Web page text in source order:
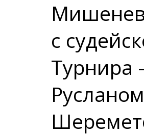
Мишенев
с
Турнира